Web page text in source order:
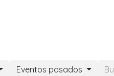
Eventos pasados